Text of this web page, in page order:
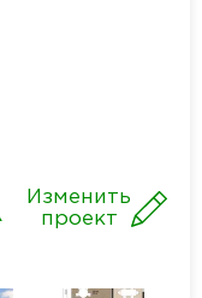
Изменить
проект